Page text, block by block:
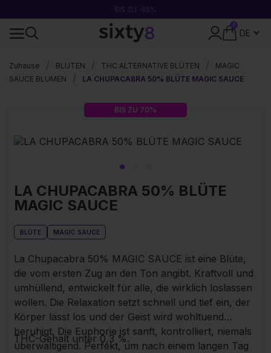
BIS ZU -85%
0
Zuhause
BLÜTEN THC ALTERNATIVE BLÜTEN
MAGIC
SAUCE BLUMEN
LA CHUPACABRA 50% BLÜTE MAGIC SAUCE
BIS ZU 70%
LA CHUPACABRA 50% BLÜTE
MAGIC SAUCE
BLÜTE MAGIC SAUCE
La Chupacabra 50% MAGIC SAUCE ist eine Blüte,
die vom ersten Zug an den Ton angibt. Kraftvoll und
umhüllend, entwickelt für alle, die wirklich loslassen
wollen. Die Relaxation setzt schnell und tief ein, der
Körper lässt los und der Geist wird wohltuend
beruhigt. Die Euphorie ist sanft, kontrolliert, niemals
überwältigend. Perfekt, um nach einem langen Tag
THC-Gehalt unter 0,3 %.